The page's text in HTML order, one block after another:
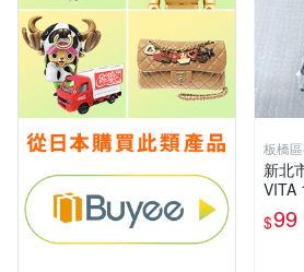
板橋區
回收
新北
VITA 1000型主機專用充電
線
$99